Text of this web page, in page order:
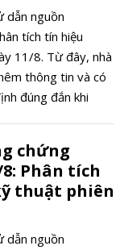
dẫn nguồn
tích tín hiệu
11/8. Từ đây, nhà
thông tin và có
đúng đắn khi
chứng
Phân tích
thuật phiên
dẫn nguồn